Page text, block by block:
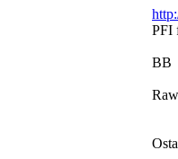
PFI
BB